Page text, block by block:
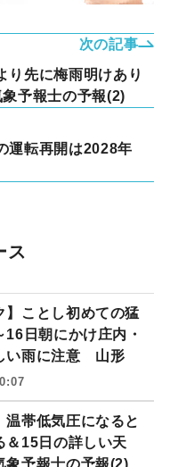
り先に梅雨明けあり
予報士の予報(2)
次の記事
運転再開は2028年
ス
】ことし初めての猛
日朝にかけ庄内・
い雨に注意 山形
温帯低気圧になると
＆15日の詳しい天
予報士の予報(2)